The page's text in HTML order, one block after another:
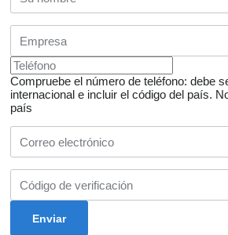
Compruebe el número de teléfono: debe
internacional e incluir el código del país.
país